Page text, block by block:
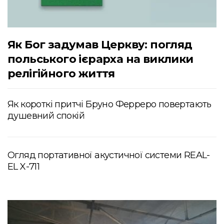
Як Бог задумав Церкву: погляд
польського ієрарха на виклики
релігійного життя
Як короткі притчі Бруно Ферреро повертають
душевний спокій
Огляд портативної акустичної системи REAL-
EL X-711